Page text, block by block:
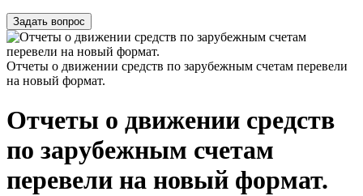
Задать вопрос
Отчеты о движении средств по зарубежным счетам перевели
на новый формат.
Отчеты о движении средств
по зарубежным счетам
перевели на новый формат.